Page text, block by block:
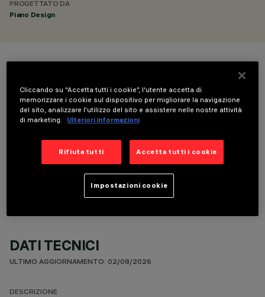
PROGETTATO DA
Piano Design
COMPONENTI OPZIONALI
DATI TECNICI
ULTIMO AGGIORNAMENTO: 02/08/2026
DESCRIZIONE
Cliccando su “Accetta tutti i cookie”, l'utente accetta di
memorizzare i cookie sul dispositivo per migliorare la navigazione
del sito, analizzare l'utilizzo del sito e assistere nelle nostre attività
di marketing.
Ulteriori informazioni
Rifiuta tutti Accetta tutti i cookie
Impostazioni cookie